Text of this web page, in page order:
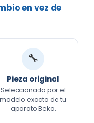
en vez de
🔧
Pieza original
Seleccionada por el
modelo exacto de tu
aparato Beko.